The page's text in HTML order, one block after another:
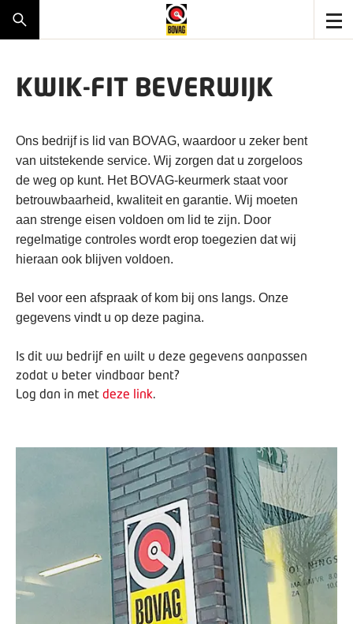
KWIK-FIT BEVERWIJK
Ons bedrijf is lid van BOVAG, waardoor u zeker bent
van uitstekende service. Wij zorgen dat u zorgeloos
de weg op kunt. Het BOVAG-keurmerk staat voor
betrouwbaarheid, kwaliteit en garantie. Wij moeten
aan strenge eisen voldoen om lid te zijn. Door
regelmatige controles wordt erop toegezien dat wij
hieraan ook blijven voldoen.
Bel voor een afspraak of kom bij ons langs. Onze
gegevens vindt u op deze pagina.
Is dit uw bedrijf en wilt u deze gegevens aanpassen
zodat u beter vindbaar bent?
Log dan in met deze link.